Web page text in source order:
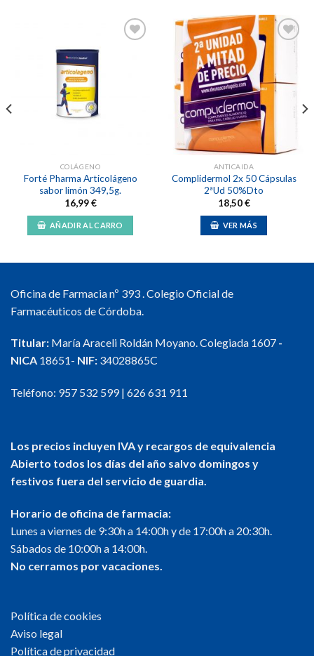
COLÁGENO
Forté Pharma Articolágeno
sabor limón 349,5g.
16,99€
AÑADIR AL CARRO
Añadir
a la
lista de
ANTICAIDA
Complidermol 2x 50 Cápsulas
2ªUd 50%Dto
18,50€
VER MÁS
Oficina de Farmacia nº 393 . Colegio Oficial de
Farmacéuticos de Córdoba.
Titular: María Araceli Roldán Moyano. Colegiada 1607 -
NICA 18651- NIF: 34028865C
Teléfono: 957 532 599| 626 631 911
Los precios incluyen IVA y recargos de equivalencia
Abierto todos los días del año salvo domingos y
festivos fuera del servicio de guardia.
Horario de oficina de farmacia:
Lunes a viernes de 9:30h a 14:00h y de 17:00h a 20:30h.
Sábados de 10:00h a 14:00h.
No cerramos por vacaciones.
Política de cookies
Aviso legal
Política de privacidad